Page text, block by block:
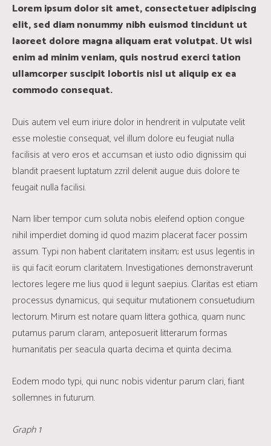
Lorem ipsum dolor sit amet, consectetuer adipiscing
elit, sed diam nonummy nibh euismod tincidunt ut
laoreet dolore magna aliquam erat volutpat. Ut wisi
enim ad minim veniam, quis nostrud exerci tation
ullamcorper suscipit lobortis nisl ut aliquip ex ea
commodo consequat.
Duis autem vel eum iriure dolor in hendrerit in vulputate velit
esse molestie consequat, vel illum dolore eu feugiat nulla
facilisis at vero eros et accumsan et iusto odio dignissim qui
blandit praesent luptatum zzril delenit augue duis dolore te
feugait nulla facilisi.
Nam liber tempor cum soluta nobis eleifend option congue
nihil imperdiet doming id quod mazim placerat facer possim
assum. Typi non habent claritatem insitam; est usus legentis in
iis qui facit eorum claritatem. Investigationes demonstraverunt
lectores legere me lius quod ii legunt saepius. Claritas est etiam
processus dynamicus, qui sequitur mutationem consuetudium
lectorum. Mirum est notare quam littera gothica, quam nunc
putamus parum claram, anteposuerit litterarum formas
humanitatis per seacula quarta decima et quinta decima.
Eodem modo typi, qui nunc nobis videntur parum clari, fiant
sollemnes in futurum.
Graph 1